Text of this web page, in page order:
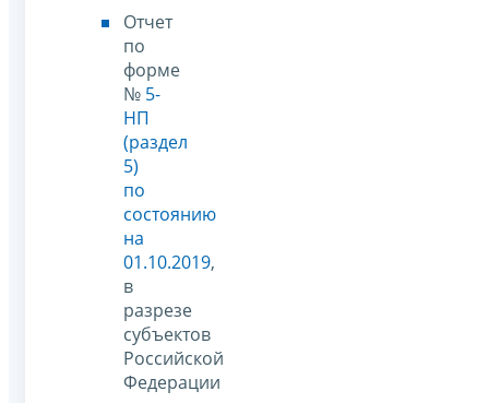
Отчет
по
форме
№ 5-
НП
(раздел
5)
по
состоянию
на
01.10.2019,
в
разрезе
субъектов
Российской
Федерации